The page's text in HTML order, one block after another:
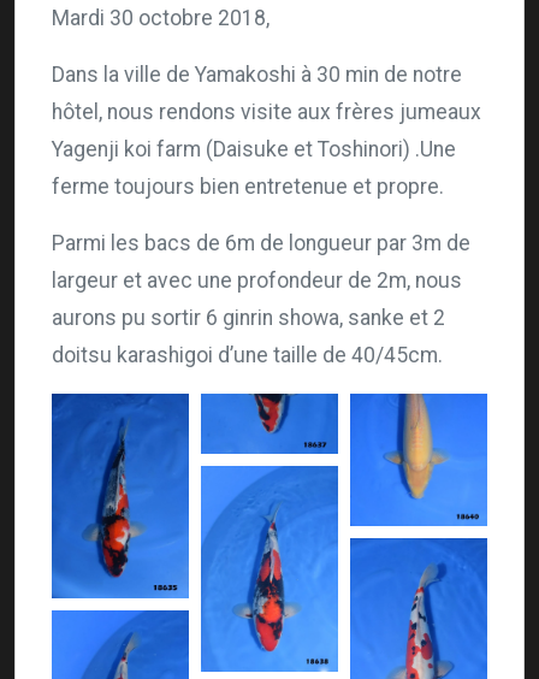
Mardi 30 octobre 2018,
Dans la ville de Yamakoshi à 30 min de notre
hôtel, nous rendons visite aux frères jumeaux
Yagenji koi farm (Daisuke et Toshinori) .Une
ferme toujours bien entretenue et propre.
Parmi les bacs de 6m de longueur par 3m de
largeur et avec une profondeur de 2m, nous
aurons pu sortir 6 ginrin showa, sanke et 2
doitsu karashigoi d’une taille de 40/45cm.